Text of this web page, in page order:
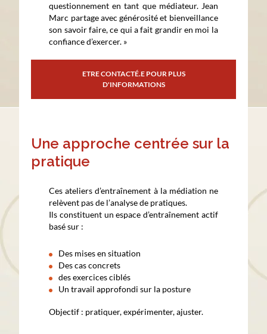
questionnement en tant que médiateur. Jean
Marc partage avec générosité et bienveillance
son savoir faire, ce qui a fait grandir en moi la
confiance d’exercer. »
ETRE CONTACTÉ.E POUR PLUS
D'INFORMATIONS
Une approche centrée sur la
pratique
Ces ateliers d’entraînement à la médiation ne
relèvent pas de l’analyse de pratiques.
Ils constituent un espace d’entraînement actif
basé sur :
Des mises en situation
Des cas concrets
des exercices ciblés
Un travail approfondi sur la posture
Objectif : pratiquer, expérimenter, ajuster.